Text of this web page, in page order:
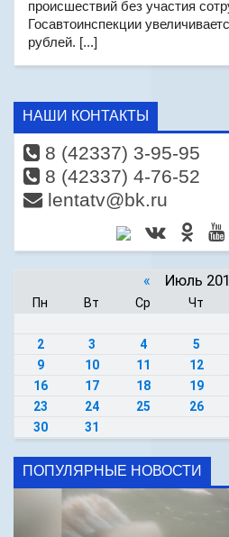
происшествий без участия
Госавтоинспекции
рублей. [...]
НАШИ КОНТАКТЫ
8 (42337) 3-95-95
8 (42337) 4-76-52
lentatv@bk.ru
« Июль
Пн Вт Ср Чт
2
3 4 5
9
10 11 12
16
17 18 19
23
24 25 26
30
31
ПОПУЛЯРНЫЕ НОВОСТИ